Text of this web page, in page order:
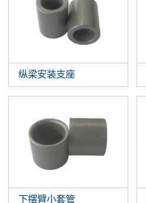
纵梁安装支座
下摆臂小套管